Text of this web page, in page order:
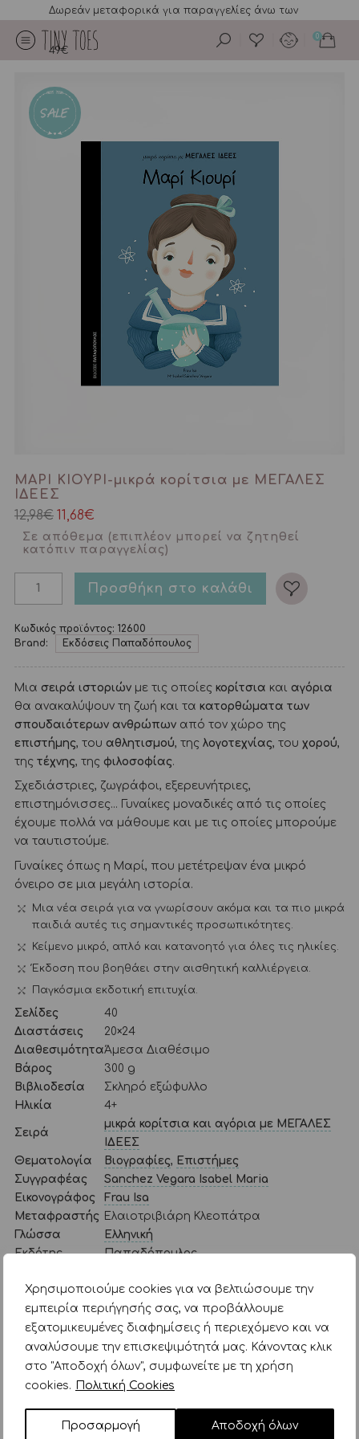
Χρησιμοποιούμε cookies για να βελτιώσουμε την
εμπειρία περιήγησής σας, να προβάλλουμε
εξατομικευμένες διαφημίσεις ή περιεχόμενο και να
αναλύσουμε την επισκεψιμότητά μας. Κάνοντας κλικ
στο "Αποδοχή όλων", συμφωνείτε με τη χρήση
cookies. Πολιτική Cookies
Προσαρμογή Αποδοχή όλων
Δωρεάν μεταφορικά για παραγγελίες άνω των
49€
0
ΜΑΡΙ ΚΙΟΥΡΙ-μικρά κορίτσια με ΜΕΓΑΛΕΣ
ΙΔΕΕΣ
12,98€ Original
price
was:
12,98€.
11,68€Η
τιμή
είναι:
11,68€.
Σε απόθεμα (επιπλέον μπορεί να ζητηθεί
κατόπιν παραγγελίας)
Προσθήκη στο καλάθι
Κωδικός προϊόντος: 12600
Brand:
Εκδόσεις Παπαδόπουλος
Μια σειρά ιστοριώνμε τις οποίες κορίτσια και αγόρια
θα ανακαλύψουν τη ζωή και τα κατορθώματα των
σπουδαιότερων ανθρώπωναπό τον χώρο της
επιστήμης, του αθλητισμού, της λογοτεχνίας, του χορού,
της τέχνης, της φιλοσοφίας.
Σχεδιάστριες, ζωγράφοι, εξερευνήτριες,
επιστημόνισσες… Γυναίκες μοναδικές από τις οποίες
έχουμε πολλά να μάθουμε και με τις οποίες μπορούμε
να ταυτιστούμε.
Γυναίκες όπως η Μαρί, που μετέτρεψαν ένα μικρό
όνειρο σε μια μεγάλη ιστορία.
Μια νέα σειρά για να γνωρίσουν ακόμα και τα πιο μικρά
παιδιά αυτές τις σημαντικές προσωπικότητες.
Κείμενο μικρό, απλό και κατανοητό για όλες τις ηλικίες.
Έκδοση που βοηθάει στην αισθητική καλλιέργεια.
Παγκόσμια εκδοτική επιτυχία.
Σελίδες
40
Διαστάσεις
20×24
ΔιαθεσιμότηταΆμεσα Διαθέσιμο
Βάρος
300 g
Βιβλιοδεσία
Σκληρό εξώφυλλο
Ηλικία
4+
Σειρά
μικρά κορίτσια και αγόρια με ΜΕΓΑΛΕΣ
ΙΔΕΕΣ
Θεματολογία
Βιογραφίες, Επιστήμες
Συγγραφέας
Sanchez Vegara Isabel Maria
Εικονογράφος
Frau Isa
Μεταφραστής Ελαιοτριβιάρη Κλεοπάτρα
Γλώσσα
Ελληνική
Εκδότης
Παπαδόπουλος
ISBN
978-960-569-832-4
Κατηγορίες: Uncategorized
Βιβλία
Για παιδιά από 4 ετών
Εκδόσεις Παπαδόπουλος
ΣΧΕΤΙΚΑ ΠΡΟΪΟΝΤΑ